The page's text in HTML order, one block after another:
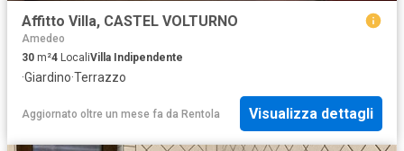
Affitto Villa, CASTEL VOLTURNO
Amedeo
30 m²4 LocaliVilla Indipendente
·Giardino·Terrazzo
Aggiornato oltre un mese fa da Rentola Visualizza dettagli